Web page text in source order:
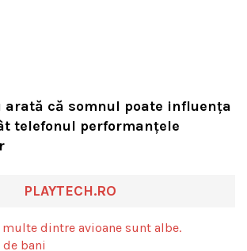
arată că somnul poate influența
telefonul performanțele
PLAYTECH.RO